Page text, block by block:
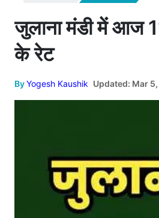
जुलाना मंडी में आज
के रेट
ByYogesh Kaushik Updated: Mar